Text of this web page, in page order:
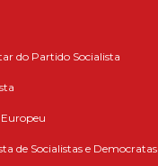
do Partido Socialista
de Socialistas e Democratas